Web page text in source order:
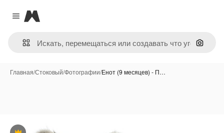
Close menu
Magnific
Поиск
Главная/Стоковый/Фотографии/Енот (9 месяцев) - П…